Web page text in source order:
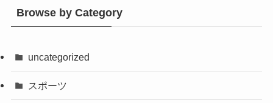
Browse by Category
uncategorized
スポーツ